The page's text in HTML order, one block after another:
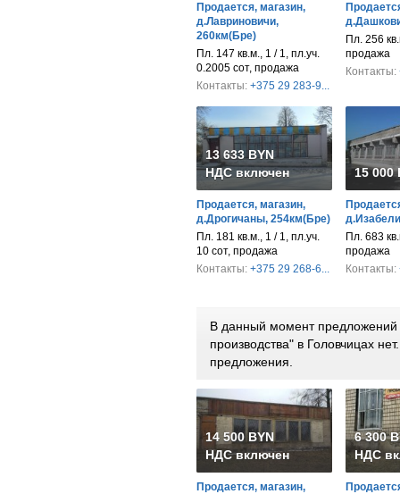
Продается, магазин,
д.Лавриновичи,
260км(Бре)
Пл. 147 кв.м., 1 / 1, пл.уч.
0.2005 сот, продажа
Контакты: +375 29 283-9...
Пл. 256
продажа
Контакты:
13 633 BYN
НДС включен
Продается, магазин,
д.Дрогичаны, 254км(Бре)
Пл. 181 кв.м., 1 / 1, пл.уч.
10 сот, продажа
Контакты: +375 29 268-6...
15 000
Пл. 683
продажа
Контакты:
В данный момент
производства" в Головчицах
предложения.
14 500 BYN
НДС включен
Продается, магазин,
6 300
НДС